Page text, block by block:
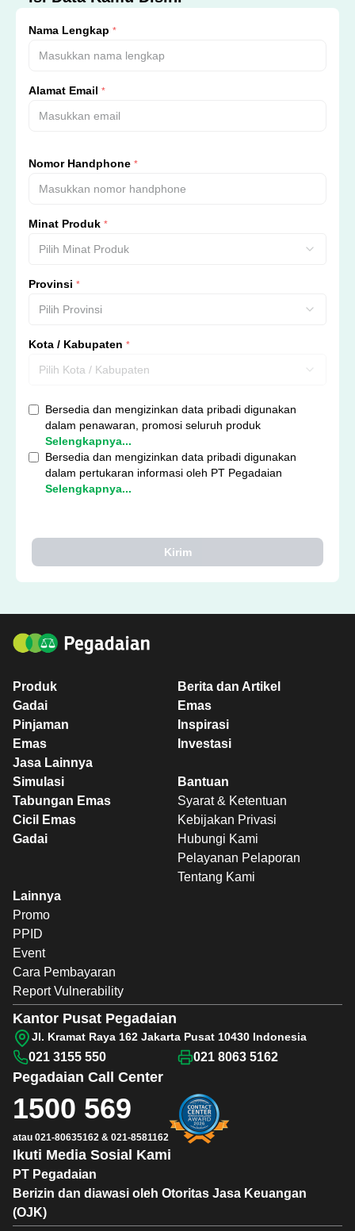
Nama Lengkap *
Alamat Email *
Nomor Handphone *
Minat Produk *
Pilih Minat Produk
Provinsi *
Pilih Provinsi
Kota / Kabupaten *
Pilih Kota / Kabupaten
Bersedia dan mengizinkan data pribadi digunakan
dalam penawaran, promosi seluruh produk
Selengkapnya...
Bersedia dan mengizinkan data pribadi digunakan
dalam pertukaran informasi oleh PT Pegadaian
Selengkapnya...
Kirim
Produk
Gadai
Pinjaman
Emas
Jasa Lainnya
Berita dan Artikel
Emas
Inspirasi
Investasi
Simulasi
Tabungan Emas
Cicil Emas
Gadai
Bantuan
Syarat & Ketentuan
Kebijakan Privasi
Hubungi Kami
Pelayanan Pelaporan
Tentang Kami
Lainnya
Promo
PPID
Event
Cara Pembayaran
Report Vulnerability
PT Pegadaian
Berizin dan diawasi oleh Otoritas Jasa Keuangan
(OJK)
Ikuti Media Sosial Kami
Pegadaian Call Center
1500 569
atau 021-80635162 & 021-8581162
Kantor Pusat Pegadaian
Jl. Kramat Raya 162 Jakarta Pusat 10430 Indonesia
021 3155 550 021 8063 5162